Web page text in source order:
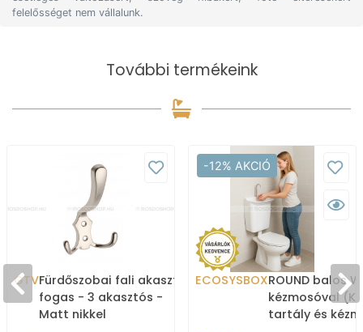
felelősséget nem vállalunk.
További termékeink
GTVFürdőszobai fali akasztó,
fogas - 3 akasztós -
Matt nikkel
-12% AKCIÓ
ECOSYSBOXROUND balos
kézmosóval
tartály és